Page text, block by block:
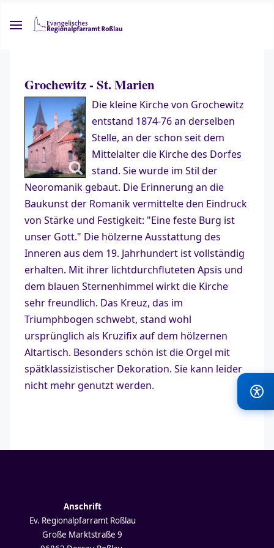
Grochewitz - St. Marien
Die kleine Kirche von Grochewitz
entstand 1874-76 an derselben
Stelle, an der schon seit dem
Mittelalter die Kirche des Dorfes
stand. Sie wurde im Stil der
Neoromanik gebaut. Die Erinnerung an die
Baukunst der Romanik vermittelte den Eindruck
von Stärke und Festigkeit: "Eine feste Burg ist
unser Gott." Die hölzerne Ausstattung des
Inneren aus dem 19. Jahrhundert ist vollständig
erhalten. Mit ihrer lichtdurchfluteten Apsis und
dem blauen Sternenhimmel wirkt die Kirche
sehr freundlich. Das Kreuz, das im
Triumphbogen schwebt, stand wohl
ursprünglich als Kruzifix auf dem hölzernen
Altartisch. Besonders schön ist die Orgel mit
spätklassizistischer Dekoration. Sie kann leider
nicht mehr genutzt werden.
Anschrift
Ev. Regionalpfarramt Roßlau
Große Marktstraße 9